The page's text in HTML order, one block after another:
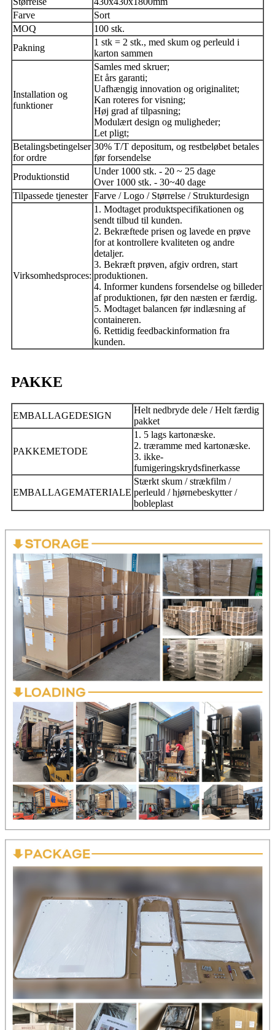
Farve
Sort
MOQ
100 stk.
Pakning
1 stk = 2 stk., med skum og perleuld i
karton sammen
Installation og
funktioner
Samles med skruer;
Et års garanti;
Uafhængig innovation og originalitet;
Kan roteres for visning;
Høj grad af tilpasning;
Modulært design og muligheder;
Let pligt;
Betalingsbetingelser
for ordre
30% T/T depositum, og restbeløbet betales
før forsendelse
Produktionstid
Under 1000 stk. - 20 ~ 25 dage
Over 1000 stk. - 30~40 dage
Tilpassede tjenester Farve / Logo / Størrelse / Strukturdesign
Virksomhedsproces:
1. Modtaget produktspecifikationen og
sendt tilbud til kunden.
2. Bekræftede prisen og lavede en prøve
for at kontrollere kvaliteten og andre
detaljer.
3. Bekræft prøven, afgiv ordren, start
produktionen.
4. Informer kundens forsendelse og billeder
af produktionen, før den næsten er færdig.
5. Modtaget balancen før indlæsning af
containeren.
6. Rettidig feedbackinformation fra
kunden.
PAKKE
EMBALLAGEDESIGN
Helt nedbryde dele / Helt færdig
pakket
PAKKEMETODE
1. 5 lags kartonæske.
2. træramme med kartonæske.
3. ikke-
fumigeringskrydsfinerkasse
EMBALLAGEMATERIALE
Stærkt skum / strækfilm /
perleuld / hjørnebeskytter /
bobleplast